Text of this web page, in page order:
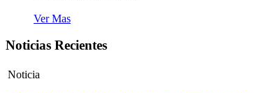
Ver Mas
Noticias Recientes
Noticia